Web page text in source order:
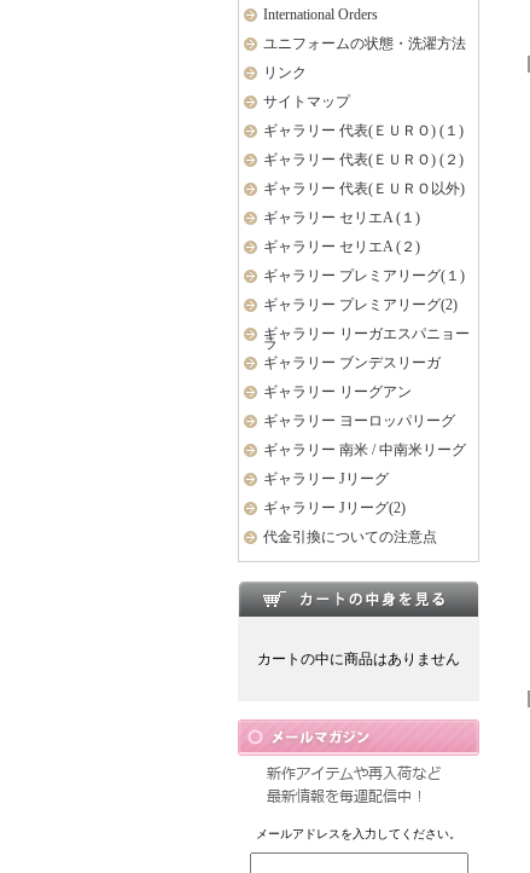
International Orders
ユニフォームの状態・洗濯方法
リンク
サイトマップ
ギャラリー 代表(ＥＵＲＯ) (１)
ギャラリー 代表(ＥＵＲＯ) (２)
ギャラリー 代表(ＥＵＲＯ以外)
ギャラリー セリエA (１)
ギャラリー セリエA (２)
ギャラリー プレミアリーグ(１)
ギャラリー プレミアリーグ(2)
ギャラリー リーガエスパニョー
ラ
ギャラリー ブンデスリーガ
ギャラリー リーグアン
ギャラリー ヨーロッパリーグ
ギャラリー 南米 / 中南米リーグ
ギャラリー Jリーグ
ギャラリー Jリーグ(2)
代金引換についての注意点
カートの中に商品はありません
メールアドレスを入力してください。